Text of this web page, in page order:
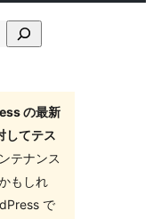
の最新
してテス
テナンス
もしれ
で